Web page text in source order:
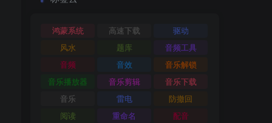
鸿蒙系统 高速下载
驱动
风水
题库
音频工具
音频
音效
音乐解锁
音乐播放器
音乐剪辑
音乐下载
音乐
雷电
防撤回
阅读
重命名
配音